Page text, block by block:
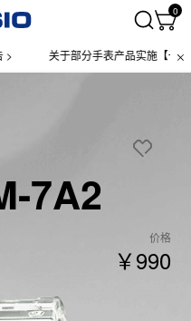
0
关于部分手表产品实施【一物一码
7A2
价格
￥990